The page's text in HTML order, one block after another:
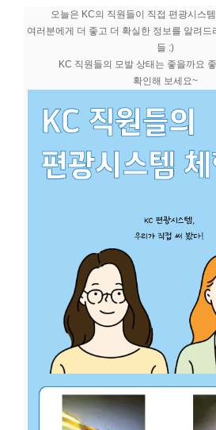
오늘은 KC의 직원들이 직접 편광시스
여러분에게 더 좋고 더 확실한 정보를 알려드
들 :)
KC 직원들의 모발 상태는 좋을까요
확인해 보세요~